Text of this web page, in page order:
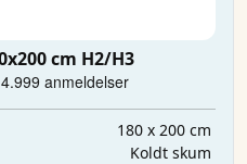
cm H2/H3
180 x 200 cm
Koldt skum